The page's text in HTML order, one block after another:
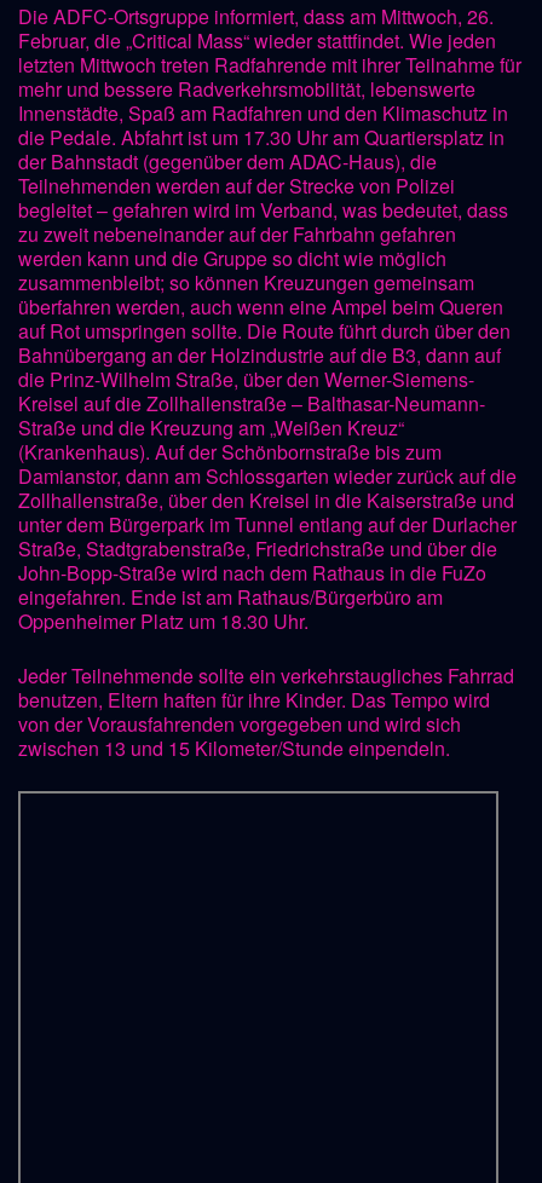
Die ADFC-Ortsgruppe informiert, dass am Mittwoch, 26.
Februar, die „Critical Mass“ wieder stattfindet. Wie jeden
letzten Mittwoch treten Radfahrende mit ihrer Teilnahme für
mehr und bessere Radverkehrsmobilität, lebenswerte
Innenstädte, Spaß am Radfahren und den Klimaschutz in
die Pedale. Abfahrt ist um 17.30 Uhr am Quartiersplatz in
der Bahnstadt (gegenüber dem ADAC-Haus), die
Teilnehmenden werden auf der Strecke von Polizei
begleitet – gefahren wird im Verband, was bedeutet, dass
zu zweit nebeneinander auf der Fahrbahn gefahren
werden kann und die Gruppe so dicht wie möglich
zusammenbleibt; so können Kreuzungen gemeinsam
überfahren werden, auch wenn eine Ampel beim Queren
auf Rot umspringen sollte. Die Route führt durch über den
Bahnübergang an der Holzindustrie auf die B3, dann auf
die Prinz-Wilhelm Straße, über den Werner-Siemens-
Kreisel auf die Zollhallenstraße – Balthasar-Neumann-
Straße und die Kreuzung am „Weißen Kreuz“
(Krankenhaus). Auf der Schönbornstraße bis zum
Damianstor, dann am Schlossgarten wieder zurück auf die
Zollhallenstraße, über den Kreisel in die Kaiserstraße und
unter dem Bürgerpark im Tunnel entlang auf der Durlacher
Straße, Stadtgrabenstraße, Friedrichstraße und über die
John-Bopp-Straße wird nach dem Rathaus in die FuZo
eingefahren. Ende ist am Rathaus/Bürgerbüro am
Oppenheimer Platz um 18.30 Uhr.
Jeder Teilnehmende sollte ein verkehrstaugliches Fahrrad
benutzen, Eltern haften für ihre Kinder. Das Tempo wird
von der Vorausfahrenden vorgegeben und wird sich
zwischen 13 und 15 Kilometer/Stunde einpendeln.